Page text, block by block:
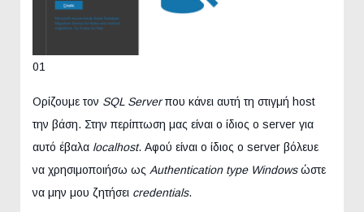
01
Ορίζουμε τον SQL Serverπου κάνει αυτή τη στιγμή host
την βάση. Στην περίπτωση μας είναι ο ίδιος ο server για
αυτό έβαλα localhost. Αφού είναι ο ίδιος ο server βόλευε
να χρησιμοποιήσω ως Authentication type Windowsώστε
να μην μου ζητήσει credentials.